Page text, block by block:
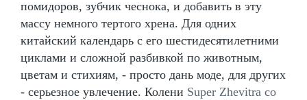
помидоров, зубчик чеснока, и добавить в эту
массу немного тертого хрена. Для одних
китайский календарь с его шестидесятилетними
циклами и сложной разбивкой по животным,
цветам и стихиям, - просто дань моде, для других
- серьезное увлечение. Колени Super Zhevitra со